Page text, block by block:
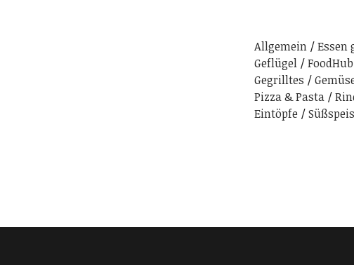
Allgemein Essen
Geflügel
FoodHub
Gegrilltes
Pizza & Pasta
Eintöpfe